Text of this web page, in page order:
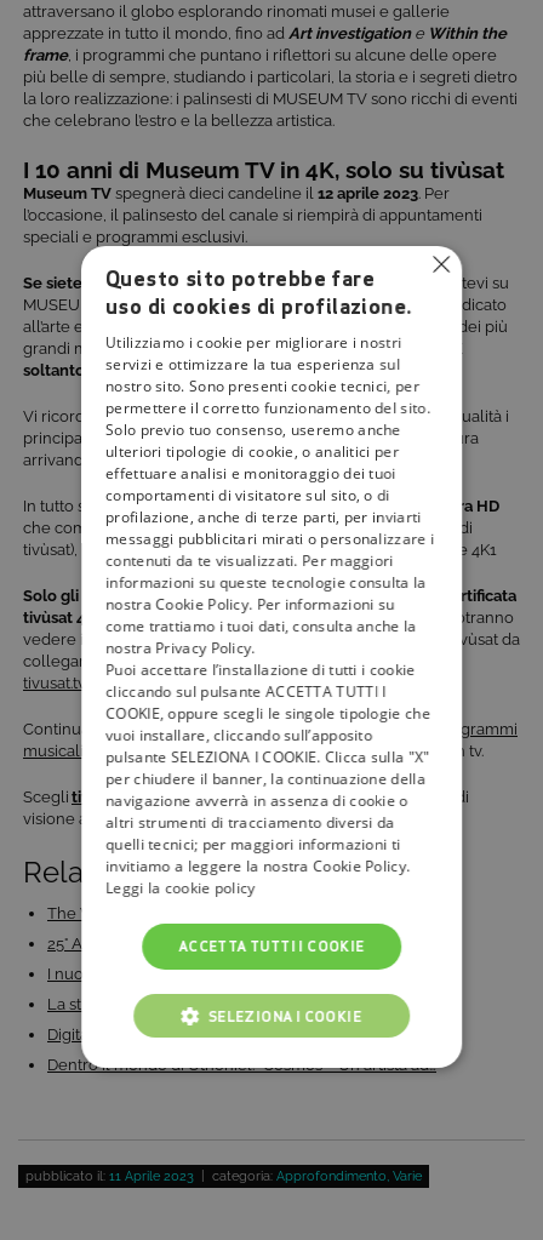
attraversano il globo esplorando rinomati musei e gallerie
apprezzate in tutto il mondo, fino ad Art investigation e Within the
frame, i programmi che puntano i riflettori su alcune delle opere
più belle di sempre, studiando i particolari, la storia e i segreti dietro
la loro realizzazione: i palinsesti di MUSEUM TV sono ricchi di eventi
che celebrano l’estro e la bellezza artistica.
I 10 anni di Museum TV in 4K, solo su tivùsat
Museum TV spegnerà dieci candeline il 12 aprile 2023 . Per
l’occasione, il palinsesto del canale si riempirà di appuntamenti
speciali e programmi esclusivi.
Se siete amanti dell’arte , durante il mese di aprile sintonizzatevi su
MUSEUM TV: sarete trasportati in un mondo interamente dedicato
all’arte e avrete l’opportunità di scoprire (o riscoprire) alcuni dei più
grandi maestri di tutti i tempi.Museum TV è disponibile in 4K
soltanto al canale 220 di tivùsat.
Vi ricordiamo che su tivùsat potrete vedere nella migliore qualità i
principali contenuti d’intrattenimento, lifestyle, travel e cultura
arrivando sino alle immagini dallo spazio.
In tutto sonosette i canali in altissima definizione del 4K Ultra HD
che compongono il bouquet di tivùsat: Rai 4K (al canale 210 di
tivùsat), Museum TV, Myzen, Nasa TV, Travel XP, Fashion TV e 4K1
Solo gli utenti che dispongono di un
TV 4K e di una CAM certificata
tivùsat 4K Ultra HD o di un decoder 4K certificato tivùsat,
potranno
vedere i canali in 4K. Per scegliere una CAM o un decoder tivùsat da
collegare al tuo TV 4K verificalo trai i prodotti sul sito
tivusat.tv/prodotti/
Continua a seguire tivù la guida per conoscere i migliori
programmi
musicali
intrattenimentoe di approfondimento in arrivo in tv.
​​Scegli tivùsatsempre, gratis, per garantirti un’ottima qualità di
visione audio e video in 4K e in HD.
Related Posts:
The World's Greatest Painting: su Museum un tour…
25° Anniversario di Mezzo: grandi concerti, opera,…
I nuovi concerti per il 25° Anniversario di Mezzo:…
La street art francese si racconta su Museum TV in…
Digital Arts: (R)evolution? su Museum 4K: il…
Dentro il mondo di Othoniel: “Cosmos – Un artista ad…
pubblicato il: 11 Aprile 2023 | categoria: Approfondimento Varie
Questo sito potrebbe fare
uso di cookies di profilazione.
Utilizziamo i cookie per migliorare i nostri
servizi e ottimizzare la tua esperienza sul
nostro sito. Sono presenti cookie tecnici, per
permettere il corretto funzionamento del sito.
Solo previo tuo consenso, useremo anche
ulteriori tipologie di cookie, o analitici per
effettuare analisi e monitoraggio dei tuoi
comportamenti di visitatore sul sito, o di
profilazione, anche di terze parti, per inviarti
messaggi pubblicitari mirati o personalizzare i
contenuti da te visualizzati. Per maggiori
informazioni su queste tecnologie consulta la
nostra Cookie Policy. Per informazioni su
come trattiamo i tuoi dati, consulta anche la
nostra Privacy Policy.
Puoi accettare l’installazione di tutti i cookie
cliccando sul pulsante ACCETTA TUTTI I
COOKIE, oppure scegli le singole tipologie che
vuoi installare, cliccando sull’apposito
pulsante SELEZIONA I COOKIE. Clicca sulla "X"
per chiudere il banner, la continuazione della
navigazione avverrà in assenza di cookie o
altri strumenti di tracciamento diversi da
quelli tecnici; per maggiori informazioni ti
invitiamo a leggere la nostra Cookie Policy.
Leggi la cookie policy
ACCETTA TUTTI I COOKIE
SELEZIONA I COOKIE
COOKIE TECNICI
COOKIE DI PROFILAZIONE